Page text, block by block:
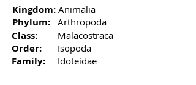
Kingdom: Animalia
Phylum: Arthropoda
Class: Malacostraca
Order: Isopoda
Family: Idoteidae